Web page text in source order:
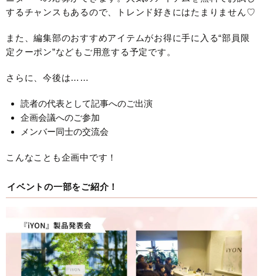
するチャンスもあるので、トレンド好きにはたまりません♡
また、編集部のおすすめアイテムがお得に手に入る“部員限
定クーポン”などもご用意する予定です。
さらに、今後は……
読者の代表として記事へのご出演
企画会議へのご参加
メンバー同士の交流会
こんなことも企画中です！
イベントの一部をご紹介！